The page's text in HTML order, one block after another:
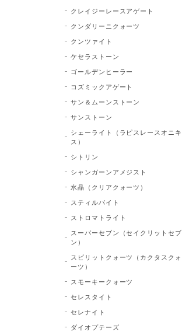
クレイジーレースアゲート
クンダリーニクォーツ
クンツァイト
ケセラストーン
ゴールデンヒーラー
コズミックアゲート
サン＆ムーンストーン
サンストーン
シェーライト（ラピスレースオニキ
ス）
シトリン
シャンガーンアメジスト
水晶（クリアクォーツ）
スティルバイト
ストロマトライト
スーパーセブン（セイクリットセブ
ン）
スピリットクォーツ（カクタスクォ
ーツ）
スモーキークォーツ
セレスタイト
セレナイト
ダイオプテーズ